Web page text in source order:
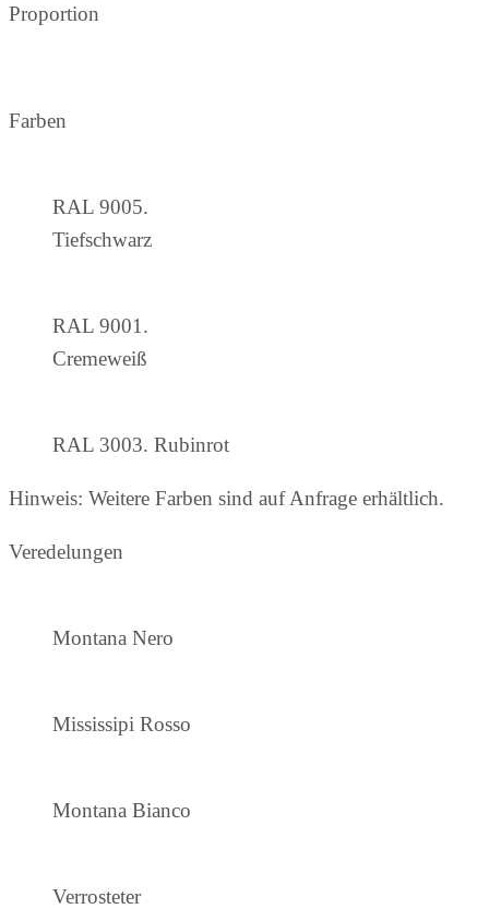
Proportion
Farben
RAL 9005.
Tiefschwarz
RAL 9001.
Cremeweiß
RAL 3003. Rubinrot
Hinweis: Weitere Farben sind auf Anfrage erhältlich.
Veredelungen
Montana Nero
Mississipi Rosso
Montana Bianco
Verrosteter